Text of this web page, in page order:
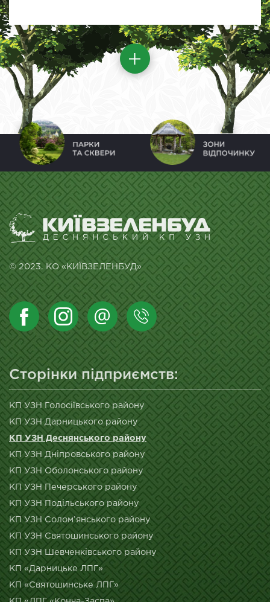
© 2023. КО «КИЇВЗЕЛЕНБУД»
Сторінки підприємств:
КП УЗН Голосіївського району
КП УЗН Дарницького району
КП УЗН Деснянського району
КП УЗН Дніпровського району
КП УЗН Оболонського району
КП УЗН Печерського району
КП УЗН Подільського району
КП УЗН Солом’янського району
КП УЗН Святошинського району
КП УЗН Шевченківського району
КП «Дарницьке ЛПГ»
КП «Святошинське ЛПГ»